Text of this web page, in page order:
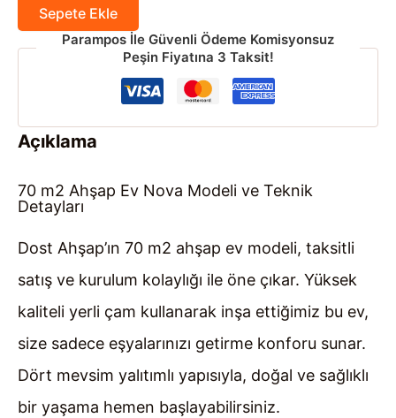
adetSepete Ekle
Parampos İle Güvenli Ödeme Komisyonsuz
Peşin Fiyatına 3 Taksit!
Açıklama
70 m2 Ahşap Ev Nova Modeli ve Teknik
Detayları
Dost Ahşap’ın 70 m2 ahşap ev modeli, taksitli
satış ve kurulum kolaylığı ile öne çıkar. Yüksek
kaliteli yerli çam kullanarak inşa ettiğimiz bu ev,
size sadece eşyalarınızı getirme konforu sunar.
Dört mevsim yalıtımlı yapısıyla, doğal ve sağlıklı
bir yaşama hemen başlayabilirsiniz.